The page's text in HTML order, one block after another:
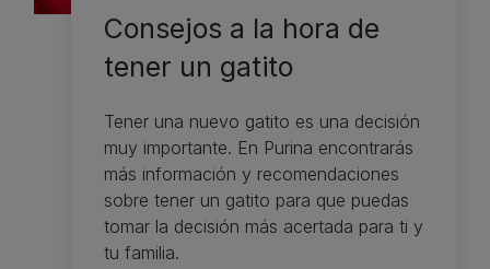
Consejos a la hora de
tener un gatito
Tener una nuevo gatito es una decisión
muy importante. En Purina encontrarás
más información y recomendaciones
sobre tener un gatito para que puedas
tomar la decisión más acertada para ti y
tu familia.